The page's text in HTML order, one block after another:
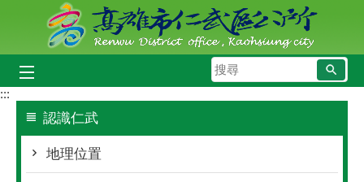
跳到主要內容區塊
搜
尋
:::
認識仁武
地理位置